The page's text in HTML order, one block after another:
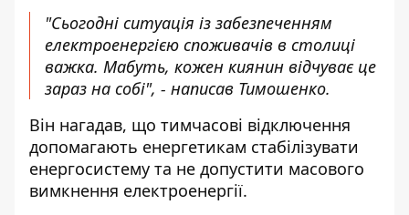
"Сьогодні ситуація із забезпеченням
електроенергією споживачів в столиці
важка. Мабуть, кожен киянин відчуває це
зараз на собі", - написав Тимошенко.
Він нагадав, що тимчасові відключення
допомагають енергетикам стабілізувати
енергосистему та не допустити масового
вимкнення електроенергії.